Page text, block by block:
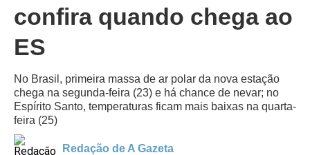
confira quando chega ao
ES
No Brasil, primeira massa de ar polar da nova estação
chega na segunda-feira (23) e há chance de nevar; no
Espírito Santo, temperaturas ficam mais baixas na quarta-
feira (25)
Redação de A Gazeta